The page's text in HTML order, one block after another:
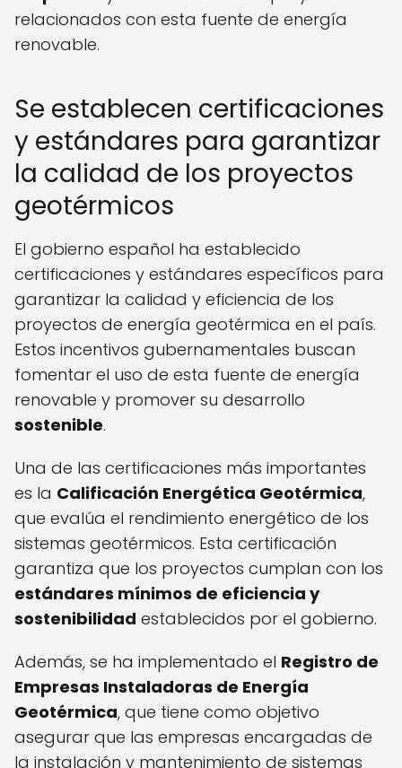
relacionados con esta fuente de energía
renovable.
Se establecen certificaciones
y estándares para garantizar
la calidad de los proyectos
geotérmicos
El gobierno español ha establecido
certificaciones y estándares específicos para
garantizar la calidad y eficiencia de los
proyectos de energía geotérmica en el país.
Estos incentivos gubernamentales buscan
fomentar el uso de esta fuente de energía
renovable y promover su desarrollo
sostenible.
Una de las certificaciones más importantes
es la Calificación Energética Geotérmica,
que evalúa el rendimiento energético de los
sistemas geotérmicos. Esta certificación
garantiza que los proyectos cumplan con los
estándares mínimos de eficiencia y
sostenibilidad establecidos por el gobierno.
Además, se ha implementado el Registro de
Empresas Instaladoras de Energía
Geotérmica, que tiene como objetivo
asegurar que las empresas encargadas de
la instalación y mantenimiento de sistemas